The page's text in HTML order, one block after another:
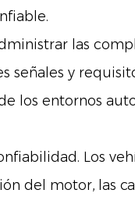
las
señales y
los entornos
Los
del motor, las